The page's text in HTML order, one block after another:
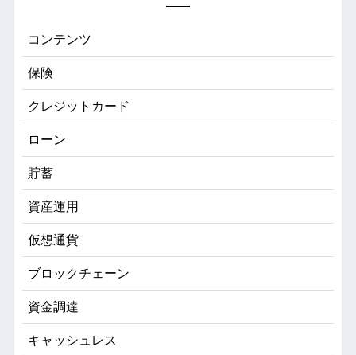
コンテンツ
保険
クレジットカード
ローン
貯蓄
資産運用
仮想通貨
ブロックチェーン
資金調達
キャッシュレス